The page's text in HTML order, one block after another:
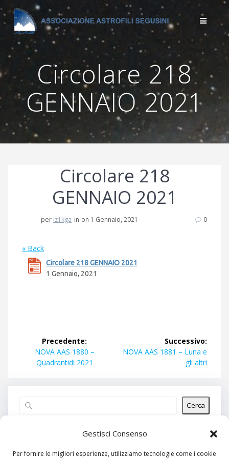
Gestisci Consenso
Per fornire le migliori esperienze, utilizziamo tecnologie come i cookie
Salta
al
contenuto
Circolare 218
GENNAIO 2021
Circolare 218
GENNAIO 2021
per iz1kga in on 1 Gennaio, 2021 0
« Back
Circolare 218 GENNAIO 2021
1 Gennaio, 2021
Navigazione
articoli
Precedente:
Articolo
precedente:
NOVA AAS 1880 –
Quadrantidi 2021
Successivo:
Articolo
NOVA AAS 1881 – Luna e
gli altri
Cerca
Articoli recenti